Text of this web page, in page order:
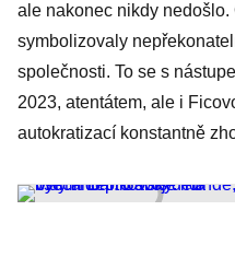
ale nakonec nikdy
symbolizovaly
společnosti. To se s
2023, atentátem, ale i
autokratizací konstantně